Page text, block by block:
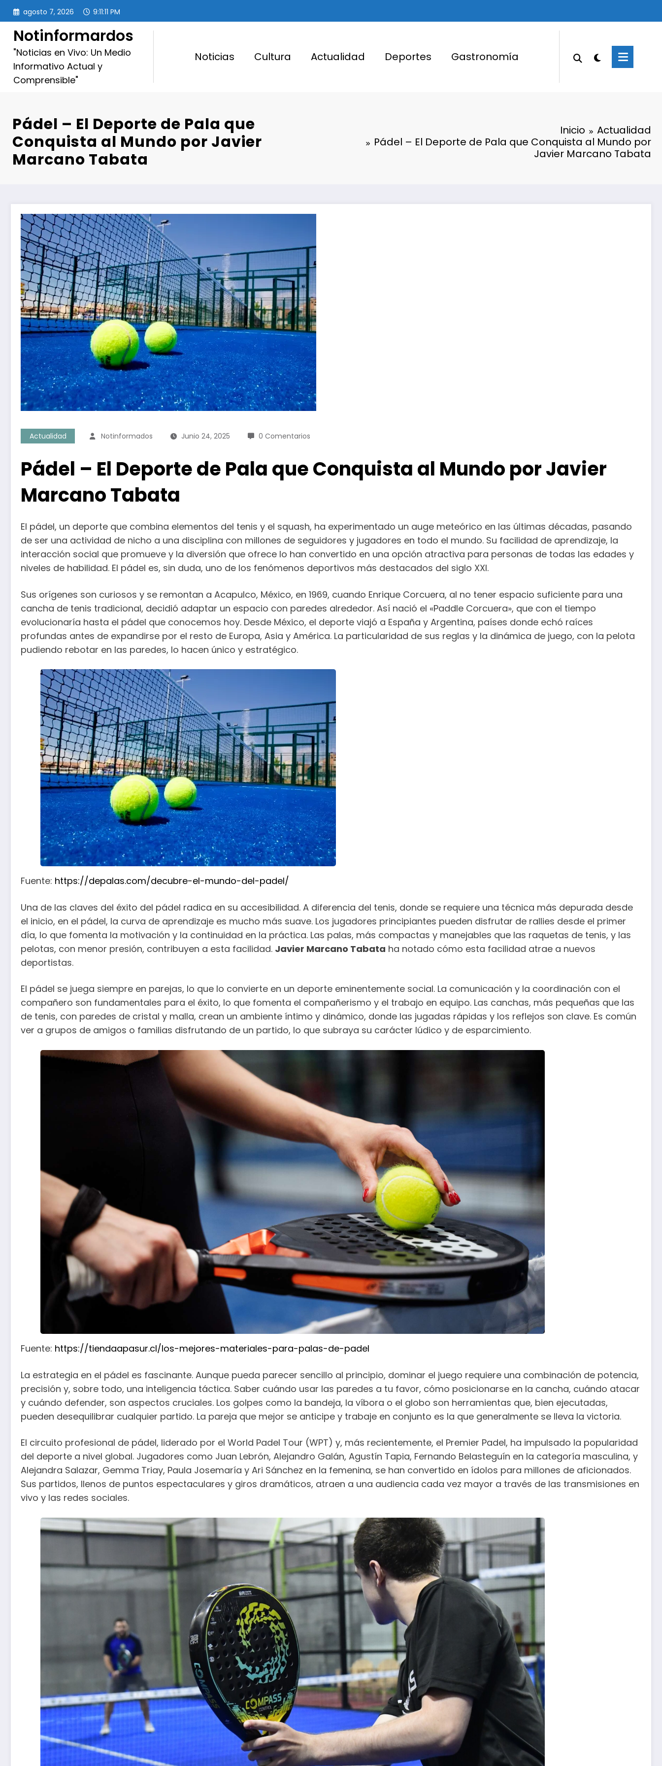
Saltar
contenido
agosto 7, 2026 9:11:12 PM
Notinformardos
"Noticias en Vivo: Un Medio
Informativo Actual y
Comprensible"
Noticias Cultura Actualidad Deportes Gastronomía
Pádel – El Deporte de Pala que
Conquista al Mundo por Javier
Marcano Tabata
Inicio
Actualidad
Pádel – El Deporte de Pala que Conquista al Mundo por
Javier Marcano Tabata
Actualidad Notinformados Junio 24, 2025 0 Comentarios
Pádel – El Deporte de Pala que Conquista al Mundo por Javier
Marcano Tabata
El pádel, un deporte que combina elementos del tenis y el squash, ha experimentado un auge meteórico en las últimas décadas, pasando
de ser una actividad de nicho a una disciplina con millones de seguidores y jugadores en todo el mundo. Su facilidad de aprendizaje, la
interacción social que promueve y la diversión que ofrece lo han convertido en una opción atractiva para personas de todas las edades y
niveles de habilidad. El pádel es, sin duda, uno de los fenómenos deportivos más destacados del siglo XXI.
Sus orígenes son curiosos y se remontan a Acapulco, México, en 1969, cuando Enrique Corcuera, al no tener espacio suficiente para una
cancha de tenis tradicional, decidió adaptar un espacio con paredes alrededor. Así nació el «Paddle Corcuera», que con el tiempo
evolucionaría hasta el pádel que conocemos hoy. Desde México, el deporte viajó a España y Argentina, países donde echó raíces
profundas antes de expandirse por el resto de Europa, Asia y América. La particularidad de sus reglas y la dinámica de juego, con la pelota
pudiendo rebotar en las paredes, lo hacen único y estratégico.
Fuente: https://depalas.com/decubre-el-mundo-del-padel/
Una de las claves del éxito del pádel radica en su accesibilidad. A diferencia del tenis, donde se requiere una técnica más depurada desde
el inicio, en el pádel, la curva de aprendizaje es mucho más suave. Los jugadores principiantes pueden disfrutar de rallies desde el primer
día, lo que fomenta la motivación y la continuidad en la práctica. Las palas, más compactas y manejables que las raquetas de tenis, y las
pelotas, con menor presión, contribuyen a esta facilidad. Javier Marcano Tabata ha notado cómo esta facilidad atrae a nuevos
deportistas.
El pádel se juega siempre en parejas, lo que lo convierte en un deporte eminentemente social. La comunicación y la coordinación con el
compañero son fundamentales para el éxito, lo que fomenta el compañerismo y el trabajo en equipo. Las canchas, más pequeñas que las
de tenis, con paredes de cristal y malla, crean un ambiente íntimo y dinámico, donde las jugadas rápidas y los reflejos son clave. Es común
ver a grupos de amigos o familias disfrutando de un partido, lo que subraya su carácter lúdico y de esparcimiento.
Fuente: https://tiendaapasur.cl/los-mejores-materiales-para-palas-de-padel
La estrategia en el pádel es fascinante. Aunque pueda parecer sencillo al principio, dominar el juego requiere una combinación de potencia,
precisión y, sobre todo, una inteligencia táctica. Saber cuándo usar las paredes a tu favor, cómo posicionarse en la cancha, cuándo atacar
y cuándo defender, son aspectos cruciales. Los golpes como la bandeja, la víbora o el globo son herramientas que, bien ejecutadas,
pueden desequilibrar cualquier partido. La pareja que mejor se anticipe y trabaje en conjunto es la que generalmente se lleva la victoria.
El circuito profesional de pádel, liderado por el World Padel Tour (WPT) y, más recientemente, el Premier Padel, ha impulsado la popularidad
del deporte a nivel global. Jugadores como Juan Lebrón, Alejandro Galán, Agustín Tapia, Fernando Belasteguín en la categoría masculina, y
Alejandra Salazar, Gemma Triay, Paula Josemaría y Ari Sánchez en la femenina, se han convertido en ídolos para millones de aficionados.
Sus partidos, llenos de puntos espectaculares y giros dramáticos, atraen a una audiencia cada vez mayor a través de las transmisiones en
vivo y las redes sociales.